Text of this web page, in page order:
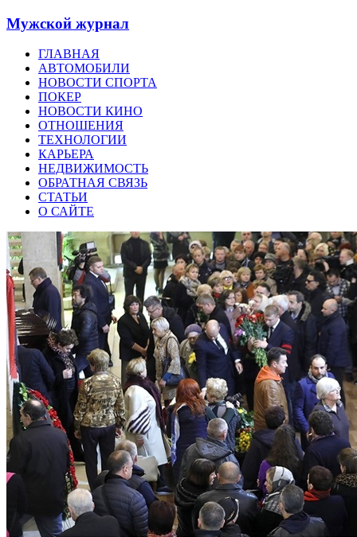
Мужской журнал
ГЛАВНАЯ
АВТОМОБИЛИ
НОВОСТИ СПОРТА
ПОКЕР
НОВОСТИ КИНО
ОТНОШЕНИЯ
ТЕХНОЛОГИИ
КАРЬЕРА
НЕДВИЖИМОСТЬ
ОБРАТНАЯ СВЯЗЬ
СТАТЬИ
О САЙТЕ